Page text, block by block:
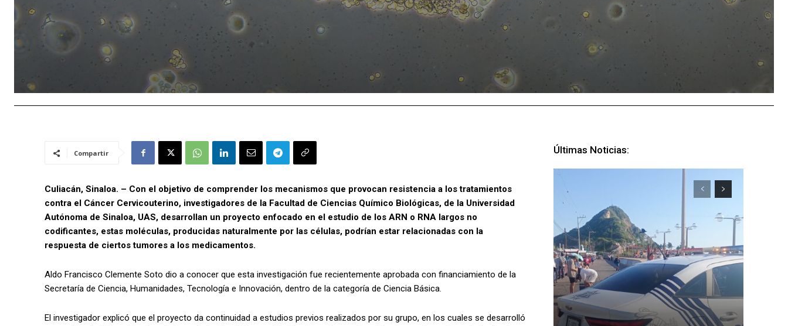
Compartir
Culiacán, Sinaloa. – Con el objetivo de comprender los mecanismos que provocan resistencia a los tratamientos
contra el Cáncer Cervicouterino, investigadores de la Facultad de Ciencias Químico Biológicas, de la Universidad
Autónoma de Sinaloa, UAS, desarrollan un proyecto enfocado en el estudio de los ARN o RNA largos no
codificantes, estas moléculas, producidas naturalmente por las células, podrían estar relacionadas con la
respuesta de ciertos tumores a los medicamentos.
Aldo Francisco Clemente Soto dio a conocer que esta investigación fue recientemente aprobada con financiamiento de la
Secretaría de Ciencia, Humanidades, Tecnología e Innovación, dentro de la categoría de Ciencia Básica.
El investigador explicó que el proyecto da continuidad a estudios previos realizados por su grupo, en los cuales se desarrolló
Últimas Noticias: